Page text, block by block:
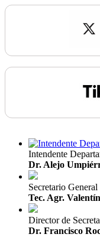
Intendente
Dr. Alejo
Secretario General
Tec. Agr.
Director de
Dr. Francisco